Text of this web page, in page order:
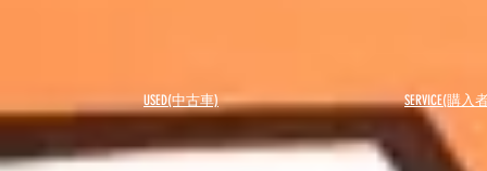
USED(中古車) SERVICE(購